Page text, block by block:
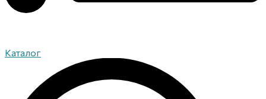
Каталог